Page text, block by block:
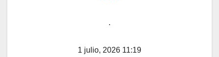
.
1 julio, 2026 11:19